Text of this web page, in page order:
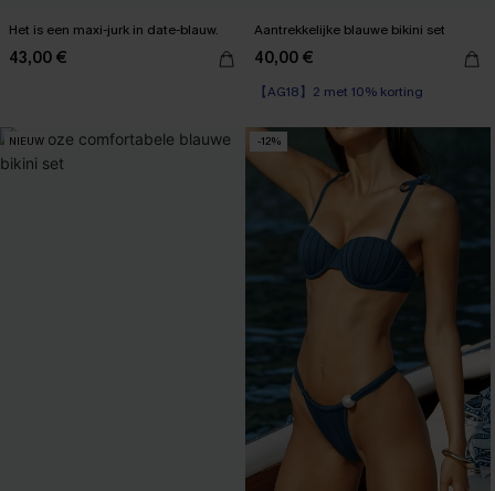
Het is een maxi-jurk in date-blauw.
43,00 €
Aantrekkelijke blauwe bikini set
40,00 €
【AG18】2 met 10% korting
NIEUW -12%